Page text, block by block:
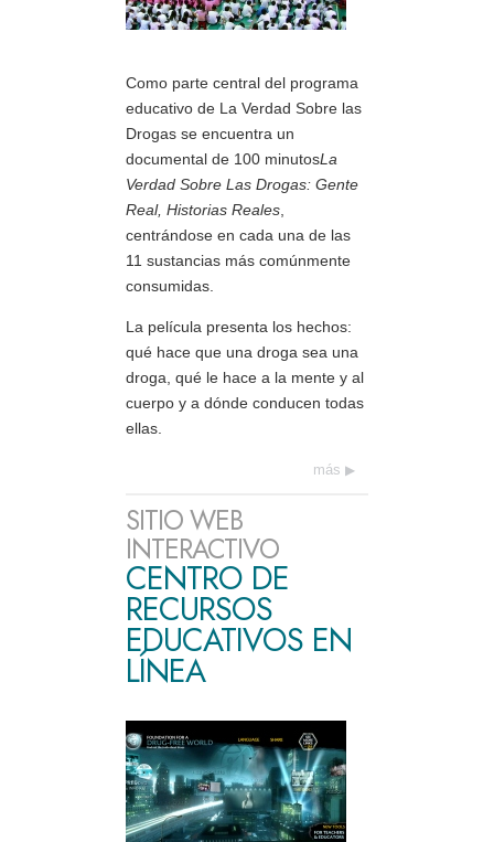
Como parte central del programa
educativo de La Verdad Sobre las
Drogas se encuentra un
documental de 100 minutosLa
Verdad Sobre Las Drogas: Gente
Real, Historias Reales
centrándose en cada una de las
11 sustancias más comúnmente
consumidas.
La película presenta los hechos:
qué hace que una droga sea una
droga, qué le hace a la mente y al
cuerpo y a dónde conducen todas
ellas.
más
SITIO WEB
INTERACTIVO
CENTRO DE
RECURSOS
EDUCATIVOS EN
LÍNEA